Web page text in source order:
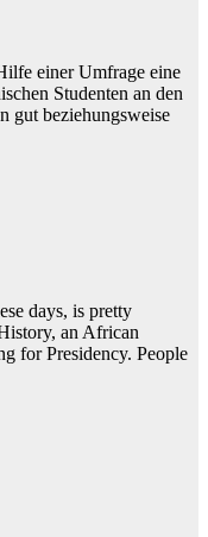
einer Umfrage eine
Studenten an den
gut beziehungsweise
days, is pretty
an African
for Presidency. People